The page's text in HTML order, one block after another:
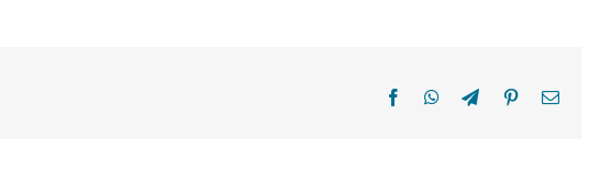
FacebookWhatsApp
TelegramPinterestEmail